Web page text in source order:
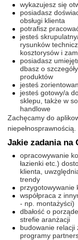
wykazujesz się
posiadasz
obsługi klienta
potrafisz
jesteś
rysunków
kosztorysów i
posiadasz
dbasz o
produktów
jesteś
jesteś gotowy/a
sklepu, także w
handlowe
Zachęcamy do
niepełnosprawnością.
Jakie zadania na
opracowywanie
łazienki etc.)
klienta,
trendy
przygotowywanie
współpraca z
- np. montażyści)
dbałość o
strefie aranżacji
budowanie relacji
programy